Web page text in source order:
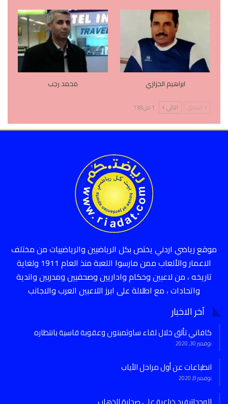
ابراهيم الجزازي محمد رجب
السابق التالي 1 من 138
موقع رياضي اردني يختص بكل الرياضيين والرياضييات من مختلف
الاعمار والألعاب ممن مارسوا اللعبة منذ العام 1911 ولغاية
تاريخه ، من لاعبين وحكام واداريين وصحفيين ومدربين واندية
واتحادات ، مع اطلالة على ابرز اللاعبين العرب والاجانب
آخر الاخبار
كافاني تألق خلال لقاء ساوثمبتون وعقوبة قاسية بانتظاره
نوفمبر 30, 2020
انطباعات عن أول مراحل الأياب
نوفمبر 8, 2020